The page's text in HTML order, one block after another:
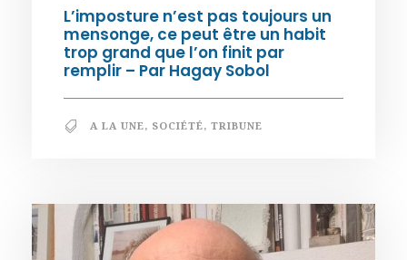
L’imposture n’est pas toujours un
mensonge, ce peut être un habit
trop grand que l’on finit par
remplir – Par Hagay Sobol
A LA UNE, SOCIÉTÉ, TRIBUNE